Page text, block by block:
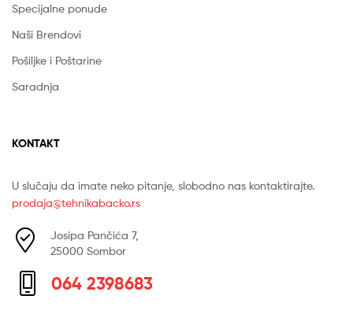
Specijalne ponude
Naši Brendovi
Pošiljke i Poštarine
Saradnja
KONTAKT
U slučaju da imate neko pitanje, slobodno nas kontaktirajte.
prodaja@tehnikabacko.rs
Josipa Pančića 7,
25000 Sombor
064 2398683